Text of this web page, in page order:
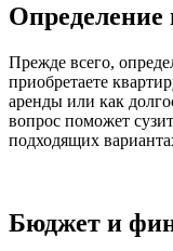
Определение
Прежде всего,
приобретаете
аренды или как
вопрос поможет
подходящих
Бюджет и